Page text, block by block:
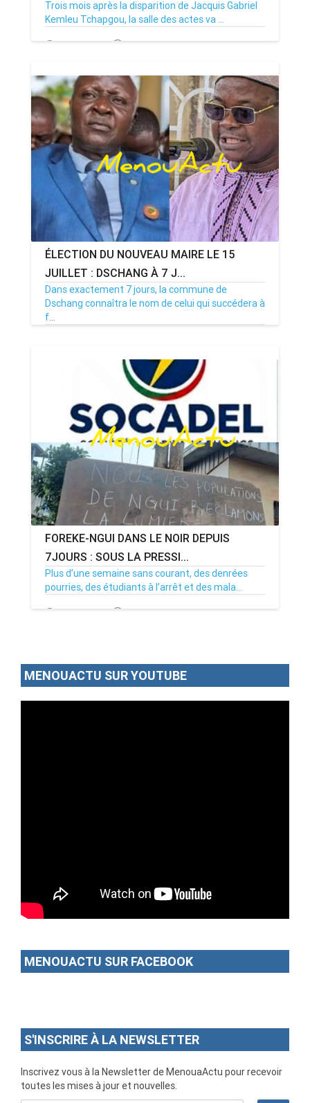
Trois mois après la disparition de Jacquis Gabriel
Kemleu Tchapgou, la salle des actes va ...
13/07/26 Par MenouActu 0
ÉLECTION DU NOUVEAU MAIRE LE 15
JUILLET : DSCHANG À 7 J...
Dans exactement 7 jours, la commune de
Dschang connaîtra le nom de celui qui succédera à
f...
FOREKE-NGUI DANS LE NOIR DEPUIS
7JOURS : SOUS LA PRESSI...
Plus d’une semaine sans courant, des denrées
pourries, des étudiants à l’arrêt et des mala...
02/07/26 Par MenouActu 0
MENOUACTU SUR YOUTUBE
MENOUACTU SUR FACEBOOK
S'INSCRIRE À LA NEWSLETTER
Inscrivez vous à la Newsletter de MenouaActu pour recevoir
toutes les mises à jour et nouvelles.